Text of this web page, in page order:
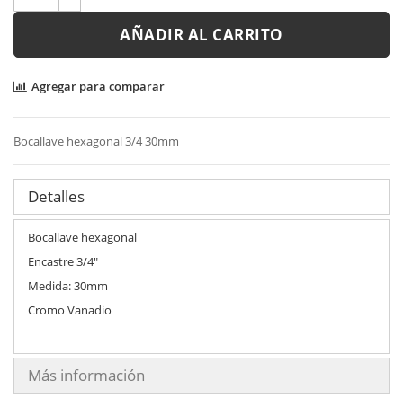
AÑADIR AL CARRITO
Agregar para comparar
Bocallave hexagonal 3/4 30mm
Detalles
Bocallave hexagonal
Encastre 3/4"
Medida: 30mm
Cromo Vanadio
Más información